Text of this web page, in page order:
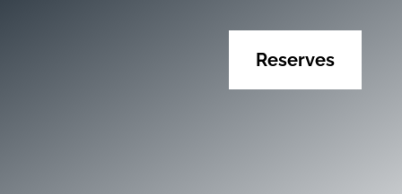
Reserves